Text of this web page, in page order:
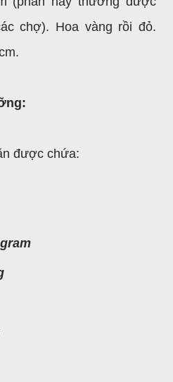
chợ). Hoa vàng rồi đỏ.
được chứa: